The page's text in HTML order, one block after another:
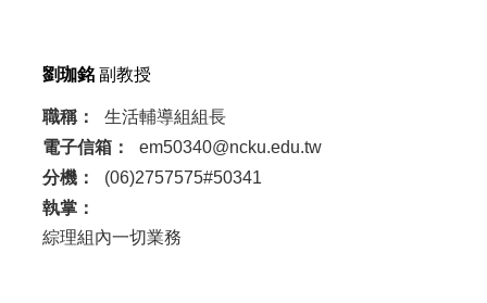
劉珈銘 副教授
職稱：
生活輔導組組長
電子信箱：
em50340@ncku.edu.tw
分機：
(06)2757575#50341
執掌：
綜理組內一切業務